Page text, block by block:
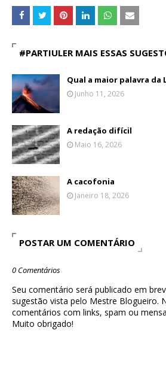
#PARTIULER MAIS ESSAS
Qual a maior palavra da
Junho 11, 2026
A redação difícil
Maio 16, 2026
A cacofonia
Janeiro 18, 2026
POSTAR UM COMENTÁRIO
0 Comentários
Seu comentário será publicado em
sugestão vista pelo Mestre Blogueiro.
comentários com links, spam ou
Muito obrigado!